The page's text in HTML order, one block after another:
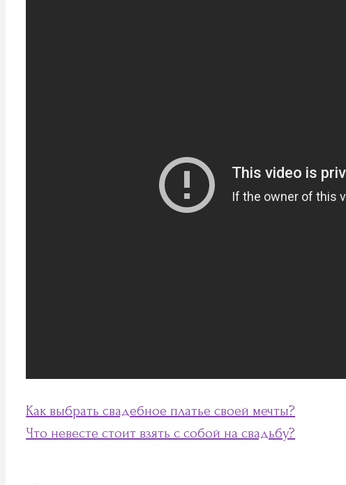
Как выбрать свадебное платье своей мечты?
Что невесте стоит взять с собой на свадьбу?